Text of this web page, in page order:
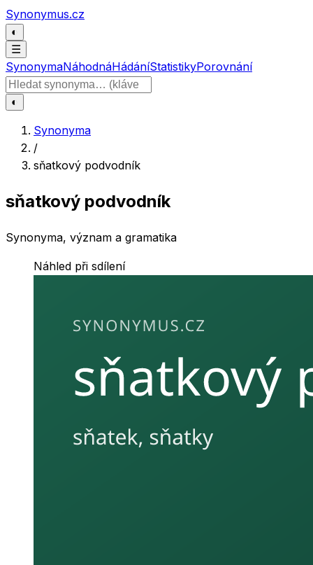
Přeskočit na obsah
Synonymus.cz
◐
☰
SynonymaNáhodnáHádáníStatistikyPorovnání
Hledat slovo
◐
Synonyma
/
sňatkový podvodník
sňatkový podvodník
Synonyma, význam a gramatika
Náhled při sdílení